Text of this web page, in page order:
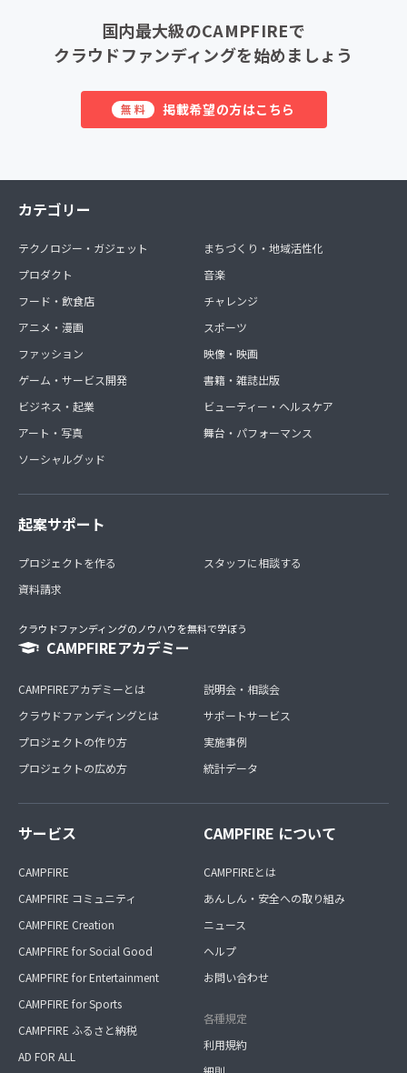
国内最大級のCAMPFIREで
クラウドファンディングを始めましょう
無料 掲載希望の方はこちら
カテゴリー
テクノロジー・ガジェット
プロダクト
フード・飲食店
アニメ・漫画
ファッション
ゲーム・サービス開発
ビジネス・起業
アート・写真
ソーシャルグッド
まちづくり・地域活性化
音楽
チャレンジ
スポーツ
映像・映画
書籍・雑誌出版
ビューティー・ヘルスケア
舞台・パフォーマンス
起案サポート
プロジェクトを作る
資料請求
スタッフに相談する
クラウドファンディングのノウハウを無料で学ぼう
CAMPFIREアカデミー
CAMPFIREアカデミーとは
クラウドファンディングとは
プロジェクトの作り方
プロジェクトの広め方
説明会・相談会
サポートサービス
実施事例
統計データ
サービス
CAMPFIRE
CAMPFIRE コミュニティ
CAMPFIRE Creation
CAMPFIRE for Social Good
CAMPFIRE for Entertainment
CAMPFIRE for Sports
CAMPFIRE ふるさと納税
AD FOR ALL
CAMPFIRE について
CAMPFIREとは
あんしん・安全への取り組み
ニュース
ヘルプ
お問い合わせ
各種規定
利用規約